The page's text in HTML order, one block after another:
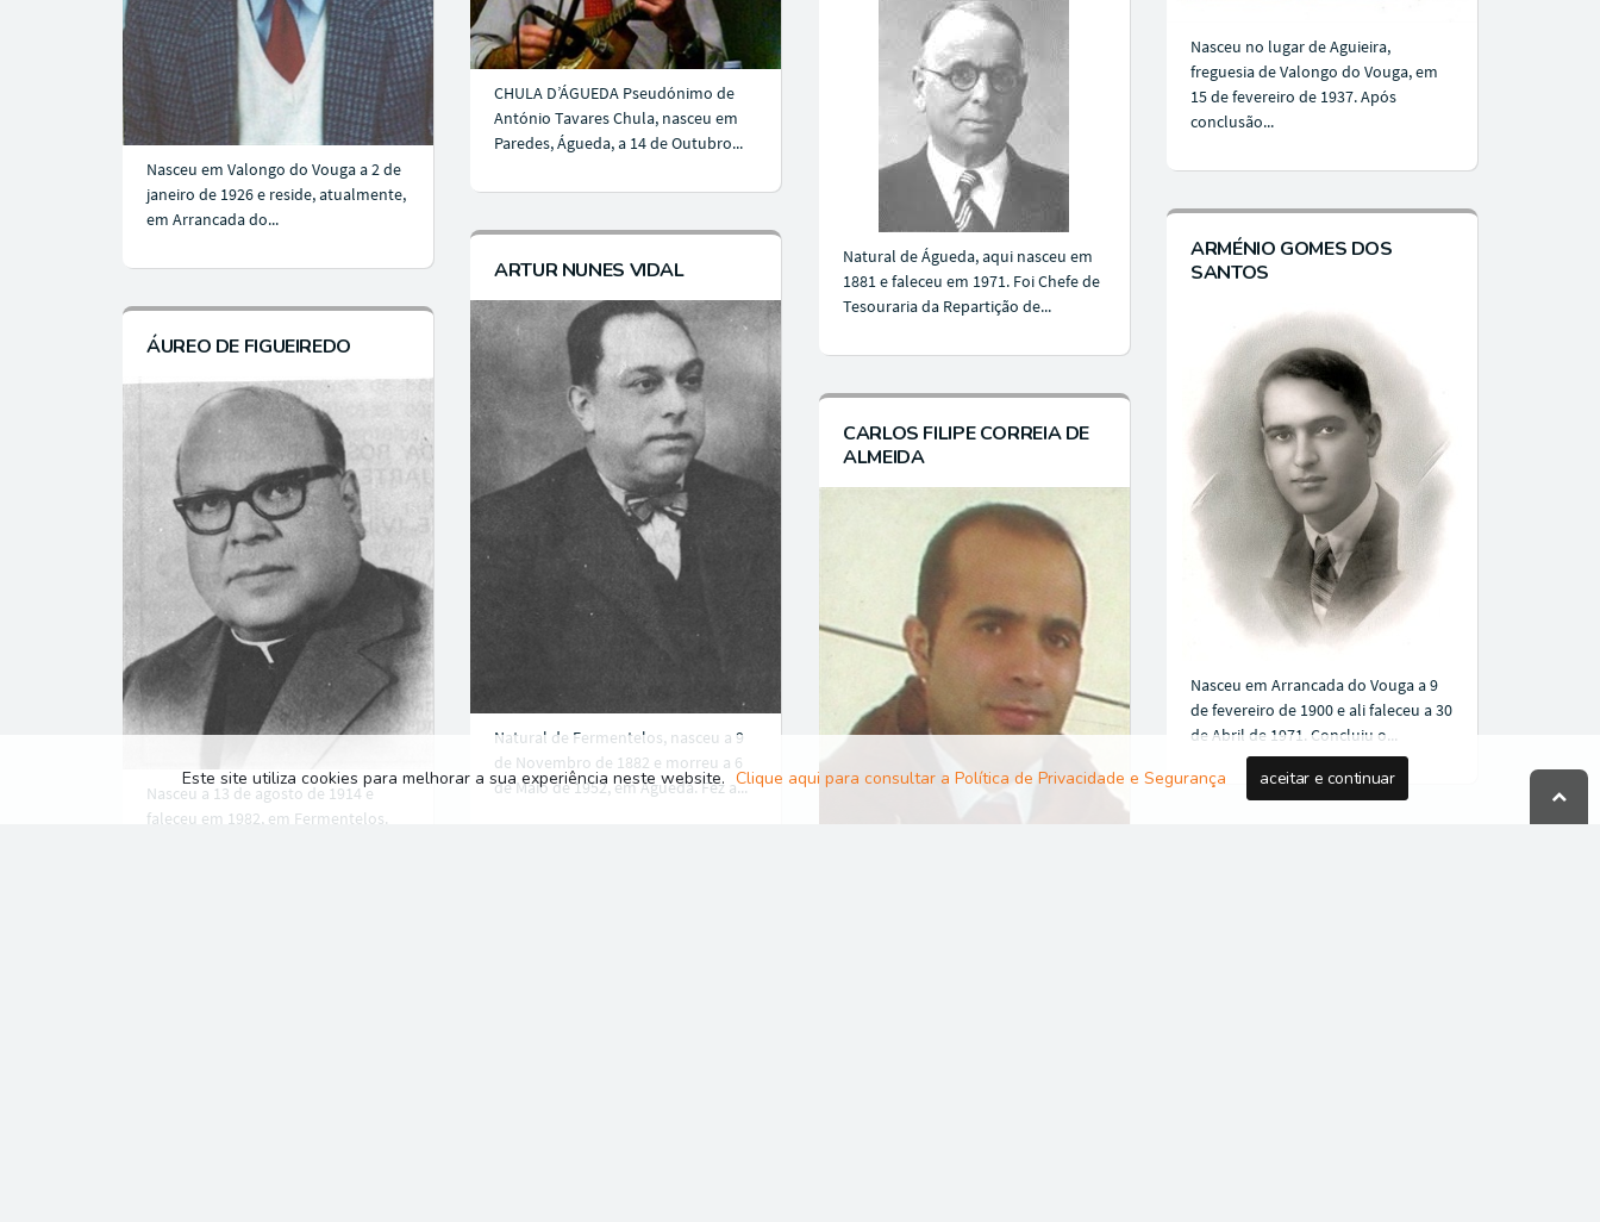
Nasceu no lugar de Aguieira,
freguesia de Valongo do Vouga, em
15 de fevereiro de 1937. Após
conclusão...
Nasceu em Valongo do Vouga a 2 de
janeiro de 1926 e reside, atualmente,
em Arrancada do...
CHULA D’ÁGUEDA Pseudónimo de
António Tavares Chula, nasceu em
Paredes, Águeda, a 14 de Outubro...
Natural de Águeda, aqui nasceu em
1881 e faleceu em 1971. Foi Chefe de
Tesouraria da Repartição de...
ARMÉNIO GOMES DOS
SANTOS
Nasceu em Arrancada do Vouga a 9
de fevereiro de 1900 e ali faleceu a 30
de Abril de 1971. Concluiu o...
ARTUR NUNES VIDAL
Natural de Fermentelos, nasceu a 9
de Novembro de 1882 e morreu a 6
de Maio de 1952, em Águeda. Fez a...
ÁUREO DE FIGUEIREDO
Nasceu a 13 de agosto de 1914 e
faleceu em 1982, em Fermentelos.
CARLOS FILIPE CORREIA DE
ALMEIDA
Este site utiliza cookies para melhorar a sua experiência neste website. Clique aqui para consultar a Política de Privacidade e Segurança aceitar e continuar